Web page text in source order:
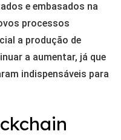
e embasados na
processos
a produção de
a aumentar, já que
indispensáveis para